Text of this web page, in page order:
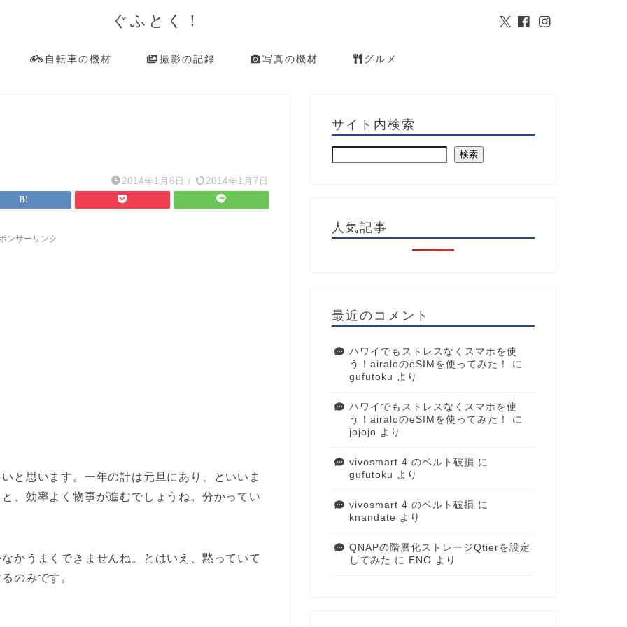
ぐふとく！
自転車の機材 撮影の記録 写真の機材 グルメ
2014年1月6日 / 2014年1月7日
ンサーリンク
と思います。一年の計は元旦にあり、といいま
、効率よく物事が進むでしょうね。分かってい
かうまくできませんね。とはいえ、黙っていて
のみです。
サイト内検索
検索
人気記事
最近のコメント
ハワイでもストレスなくスマホを使
う！airaloのeSIMを使ってみた！
に
gufutoku より
ハワイでもストレスなくスマホを使
う！airaloのeSIMを使ってみた！
に
jojojo より
vivosmart 4 のベルト破損 に
gufutoku より
vivosmart 4 のベルト破損 に
knandate より
QNAPの階層化ストレージQtierを設定
してみた に ENO より